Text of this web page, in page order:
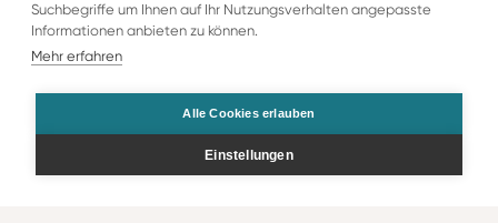
Gesamt
Zur Buchung
Suchbegriffe um Ihnen auf Ihr Nutzungsverhalten angepasste
Informationen anbieten zu können.
Mehr erfahren
Alle Cookies erlauben
Einstellungen